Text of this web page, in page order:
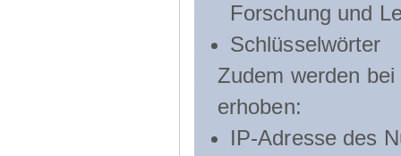
Forschung und
Schlüsselwörter
Zudem werden
erhoben:
IP-Adresse des